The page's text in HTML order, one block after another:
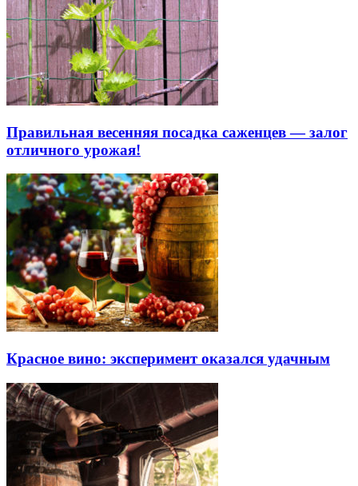
Правильная весенняя посадка саженцев — залог
отличного урожая!
Красное вино: эксперимент оказался удачным